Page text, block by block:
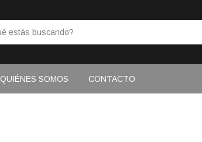
QUIÉNES SOMOS CONTACTO